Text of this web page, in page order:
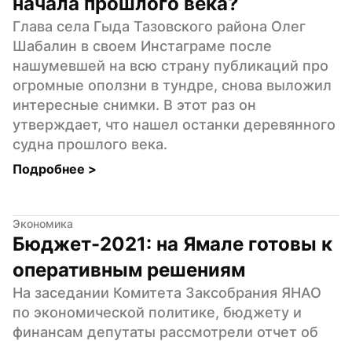
Глава села Гыда Тазовского района Олег
Шабалин в своем Инстаграме после
нашумевшей на всю страну публикаций про
огромные оползни в тундре, снова выложил
интересные снимки. В этот раз он
утверждает, что нашел останки деревянного
судна прошлого века.
Подробнее >
Экономика
Бюджет-2021: на Ямале готовы к
оперативным решениям
На заседании Комитета Заксобрания ЯНАО
по экономической политике, бюджету и
финансам депутаты рассмотрели отчет об